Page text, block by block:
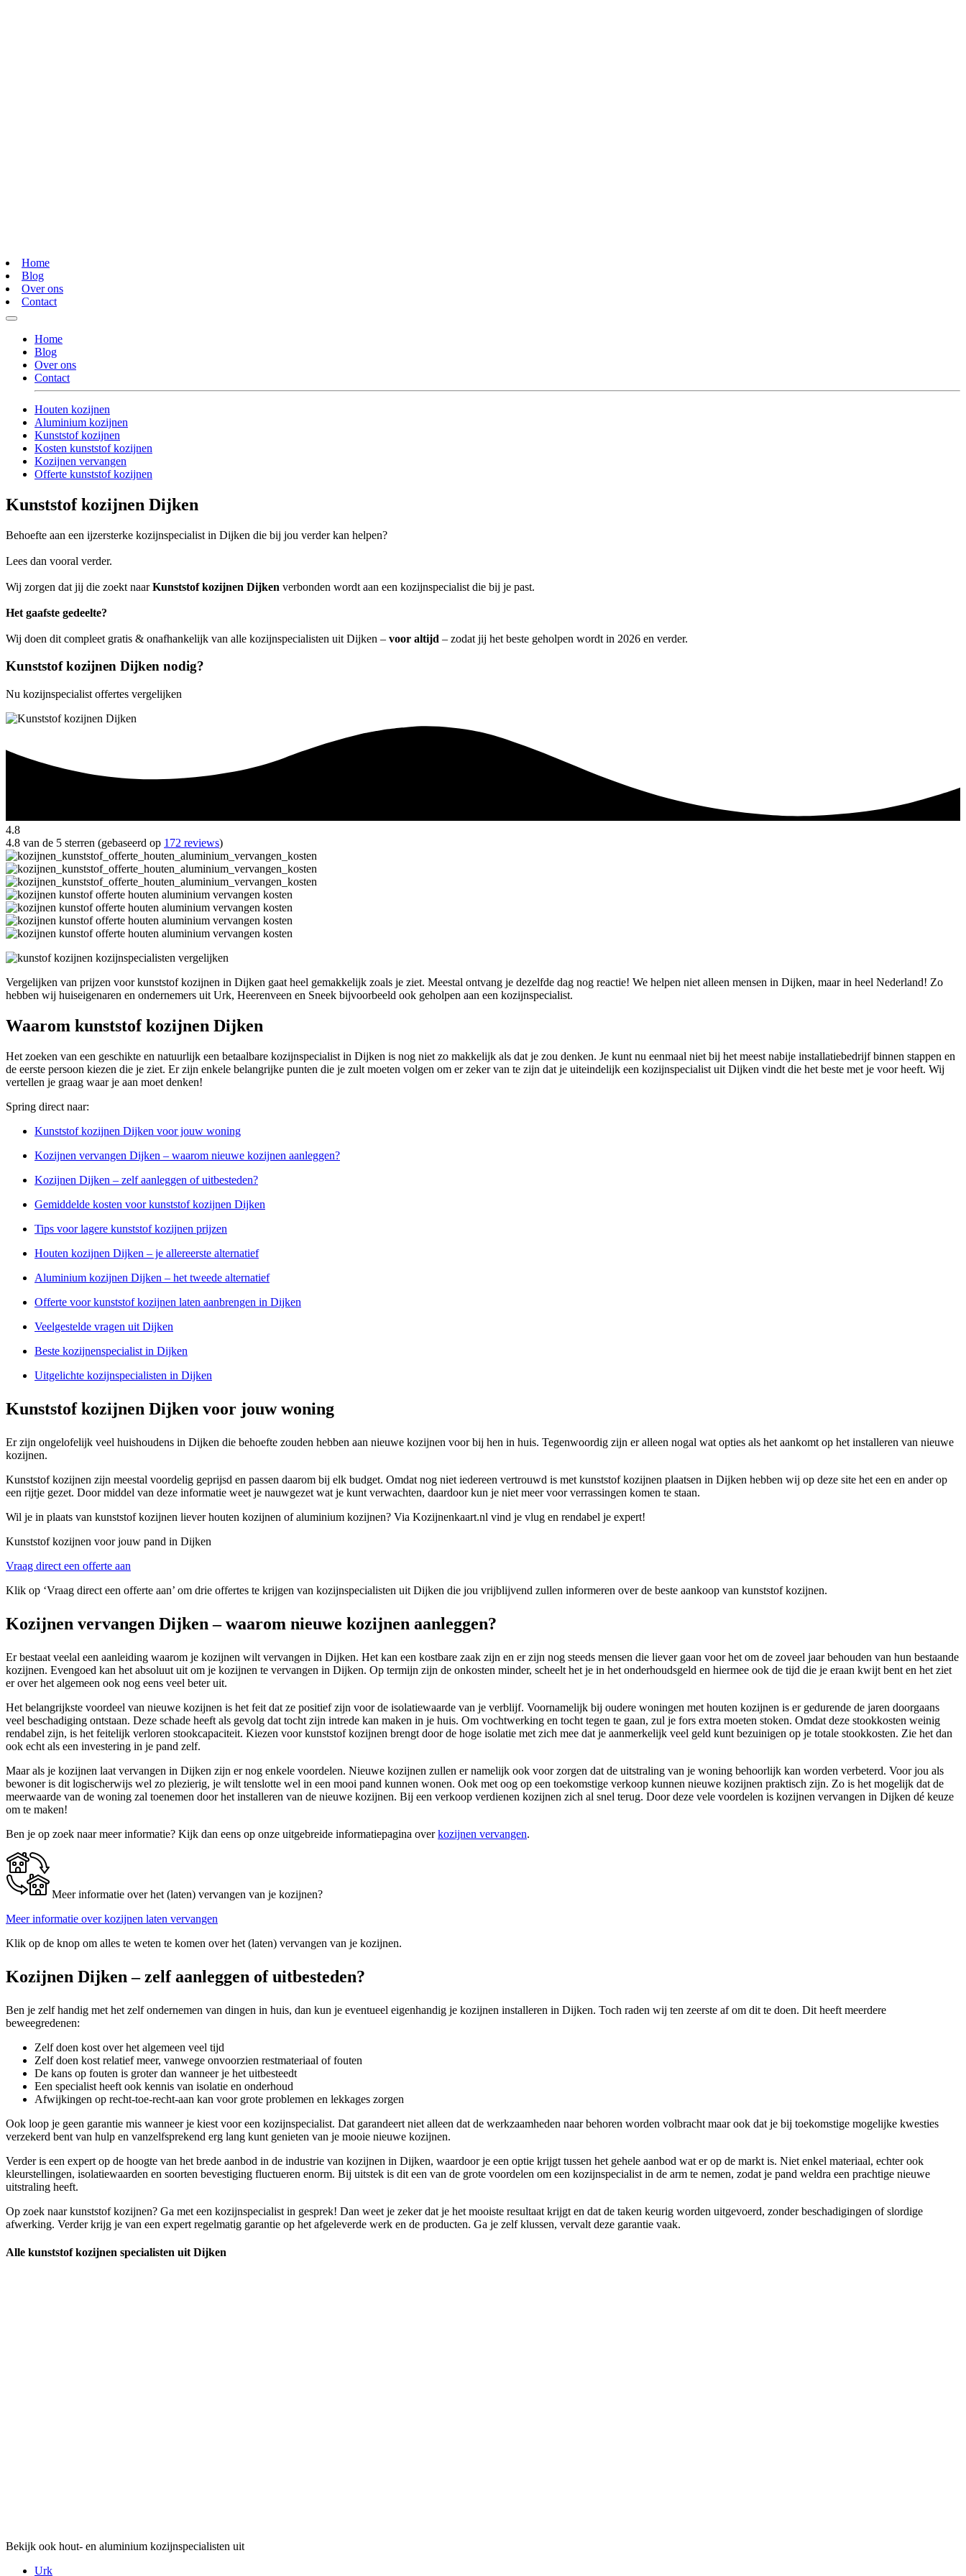
Home
Blog
Over ons
Contact
Home
Blog
Over ons
Contact
Houten kozijnen
Aluminium kozijnen
Kunststof kozijnen
Kosten kunststof kozijnen
Kozijnen vervangen
Offerte kunststof kozijnen
Kunststof kozijnen Dijken
Behoefte aan een ijzersterke kozijnspecialist in Dijken die bij jou verder kan helpen?
Lees dan vooral verder.
Wij zorgen dat jij die zoekt naarKunststof kozijnen Dijken verbonden wordt aan een kozijnspecialist die bij je past.
Het gaafste gedeelte?
Wij doen dit compleet gratis & onafhankelijk van alle kozijnspecialisten uit Dijken – voor altijd – zodat jij het beste geholpen wordt in 2026 en verder.
Kunststof kozijnen Dijken nodig?
Nu kozijnspecialist offertes vergelijken
4.8
4.8 van de 5 sterren (gebaseerd op 172 reviews)
Vergelijken van prijzen voor kunststof kozijnen in Dijken gaat heel gemakkelijk zoals je ziet. Meestal ontvang je dezelfde dag nog reactie! We helpen niet alleen mensen in Dijken, maar in heel Nederland! Zo
hebben wij huiseigenaren en ondernemers uit Urk, Heerenveen en Sneek bijvoorbeeld ook geholpen aan een kozijnspecialist.
Waarom kunststof kozijnen Dijken
Het zoeken van een geschikte en natuurlijk een betaalbare kozijnspecialist in Dijken is nog niet zo makkelijk als dat je zou denken. Je kunt nu eenmaal niet bij het meest nabije installatiebedrijf binnen stappen en
de eerste persoon kiezen die je ziet. Er zijn enkele belangrijke punten die je zult moeten volgen om er zeker van te zijn dat je uiteindelijk een kozijnspecialist uit Dijken vindt die het beste met je voor heeft. Wij
vertellen je graag waar je aan moet denken!
Spring direct naar:
Kunststof kozijnen Dijken voor jouw woning
Kozijnen vervangen Dijken – waarom nieuwe kozijnen aanleggen?
Kozijnen Dijken – zelf aanleggen of uitbesteden?
Gemiddelde kosten voor kunststof kozijnen Dijken
Tips voor lagere kunststof kozijnen prijzen
Houten kozijnen Dijken – je allereerste alternatief
Aluminium kozijnen Dijken – het tweede alternatief
Offerte voor kunststof kozijnen laten aanbrengen in Dijken
Veelgestelde vragen uit Dijken
Beste kozijnenspecialist in Dijken
Uitgelichte kozijnspecialisten in Dijken
Kunststof kozijnen Dijken voor jouw woning
Er zijn ongelofelijk veel huishoudens in Dijken die behoefte zouden hebben aan nieuwe kozijnen voor bij hen in huis. Tegenwoordig zijn er alleen nogal wat opties als het aankomt op het installeren van nieuwe
kozijnen.
Kunststof kozijnen zijn meestal voordelig geprijsd en passen daarom bij elk budget. Omdat nog niet iedereen vertrouwd is met kunststof kozijnen plaatsen in Dijken hebben wij op deze site het een en ander op
een rijtje gezet. Door middel van deze informatie weet je nauwgezet wat je kunt verwachten, daardoor kun je niet meer voor verrassingen komen te staan.
Wil je in plaats van kunststof kozijnen liever houten kozijnen of aluminium kozijnen? Via Kozijnenkaart.nl vind je vlug en rendabel je expert!
Kunststof kozijnen voor jouw pand in Dijken
Vraag direct een offerte aan
Klik op ‘Vraag direct een offerte aan’ om drie offertes te krijgen van kozijnspecialisten uit Dijken die jou vrijblijvend zullen informeren over de beste aankoop van kunststof kozijnen.
Kozijnen vervangen Dijken – waarom nieuwe kozijnen aanleggen?
Er bestaat veelal een aanleiding waarom je kozijnen wilt vervangen in Dijken. Het kan een kostbare zaak zijn en er zijn nog steeds mensen die liever gaan voor het om de zoveel jaar behouden van hun bestaande
kozijnen. Evengoed kan het absoluut uit om je kozijnen te vervangen in Dijken. Op termijn zijn de onkosten minder, scheelt het je in het onderhoudsgeld en hiermee ook de tijd die je eraan kwijt bent en het ziet
er over het algemeen ook nog eens veel beter uit.
Het belangrijkste voordeel van nieuwe kozijnen is het feit dat ze positief zijn voor de isolatiewaarde van je verblijf. Voornamelijk bij oudere woningen met houten kozijnen is er gedurende de jaren doorgaans
veel beschadiging ontstaan. Deze schade heeft als gevolg dat tocht zijn intrede kan maken in je huis. Om vochtwerking en tocht tegen te gaan, zul je fors extra moeten stoken. Omdat deze stookkosten weinig
rendabel zijn, is het feitelijk verloren stookcapaciteit. Kiezen voor kunststof kozijnen brengt door de hoge isolatie met zich mee dat je aanmerkelijk veel geld kunt bezuinigen op je totale stookkosten. Zie het dan
ook echt als een investering in je pand zelf.
Maar als je kozijnen laat vervangen in Dijken zijn er nog enkele voordelen. Nieuwe kozijnen zullen er namelijk ook voor zorgen dat de uitstraling van je woning behoorlijk kan worden verbeterd. Voor jou als
bewoner is dit logischerwijs wel zo plezierig, je wilt tenslotte wel in een mooi pand kunnen wonen. Ook met oog op een toekomstige verkoop kunnen nieuwe kozijnen praktisch zijn. Zo is het mogelijk dat de
meerwaarde van de woning zal toenemen door het installeren van de nieuwe kozijnen. Bij een verkoop verdienen kozijnen zich al snel terug. Door deze vele voordelen is kozijnen vervangen in Dijken dé keuze
om te maken!
Ben je op zoek naar meer informatie? Kijk dan eens op onze uitgebreide informatiepagina overkozijnen vervangen.
Meer informatie over het (laten) vervangen van je kozijnen?
Meer informatie over kozijnen laten vervangen
Klik op de knop om alles te weten te komen over het (laten) vervangen van je kozijnen.
Kozijnen Dijken – zelf aanleggen of uitbesteden?
Ben je zelf handig met het zelf ondernemen van dingen in huis, dan kun je eventueel eigenhandig je kozijnen installeren in Dijken. Toch raden wij ten zeerste af om dit te doen. Dit heeft meerdere
beweegredenen:
Zelf doen kost over het algemeen veel tijd
Zelf doen kost relatief meer, vanwege onvoorzien restmateriaal of fouten
De kans op fouten is groter dan wanneer je het uitbesteedt
Een specialist heeft ook kennis van isolatie en onderhoud
Afwijkingen op recht-toe-recht-aan kan voor grote problemen en lekkages zorgen
Ook loop je geen garantie mis wanneer je kiest voor een kozijnspecialist. Dat garandeert niet alleen dat de werkzaamheden naar behoren worden volbracht maar ook dat je bij toekomstige mogelijke kwesties
verzekerd bent van hulp en vanzelfsprekend erg lang kunt genieten van je mooie nieuwe kozijnen.
Verder is een expert op de hoogte van het brede aanbod in de industrie van kozijnen in Dijken, waardoor je een optie krijgt tussen het gehele aanbod wat er op de markt is. Niet enkel materiaal, echter ook
kleurstellingen, isolatiewaarden en soorten bevestiging fluctueren enorm. Bij uitstek is dit een van de grote voordelen om een kozijnspecialist in de arm te nemen, zodat je pand weldra een prachtige nieuwe
uitstraling heeft.
Op zoek naar kunststof kozijnen? Ga met een kozijnspecialist in gesprek! Dan weet je zeker dat je het mooiste resultaat krijgt en dat de taken keurig worden uitgevoerd, zonder beschadigingen of slordige
afwerking. Verder krijg je van een expert regelmatig garantie op het afgeleverde werk en de producten. Ga je zelf klussen, vervalt deze garantie vaak.
Alle kunststof kozijnen specialisten uit Dijken
Bekijk ook hout- en aluminium kozijnspecialisten uit
Urk